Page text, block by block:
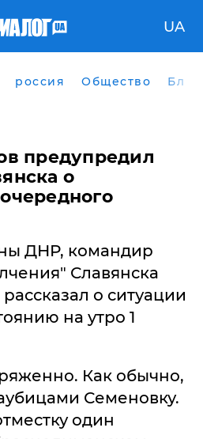
UA
россия Общество
предупредил
о
ДНР, командир
Славянска
о ситуации
на утро 1
Как обычно,
Семеновку.
один